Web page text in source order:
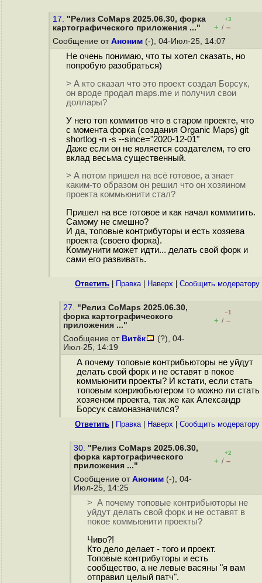
17. "Релиз CoMaps 2025.06.30, форка
картографического приложения ..."
+3
+ / –
Сообщение от Аноним (-), 04-Июл-25, 14:07
Не очень понимаю, что ты хотел сказать, но
попробую разобраться)
> А кто сказал что это проект создал Борсук,
он вроде продал maps.me и получил свои
доллары?
У него топ коммитов что в старом проекте, что
с момента форка (создания Organic Maps) git
shortlog -n -s --since="2020-12-01"
Даже если он не является создателем, то его
вклад весьма существенный.
> А потом пришел на всё готовое, а знает
каким-то образом он решил что он хозяином
проекта коммьюнити стал?
Пришел на все готовое и как начал коммитить.
Самому не смешно?
И да, топовые контрибуторы и есть хозяева
проекта (своего форка).
Коммунити может идти... делать свой форк и
сами его развивать.
Ответить Правка| Наверх Cообщить модератору
27. "Релиз CoMaps 2025.06.30,
форка картографического
приложения ..."
–1
+ / –
Сообщение от Витёк
(?), 04-
Июл-25, 14:19
А почему топовые контрибьюторы не уйдут
делать свой форк и не оставят в покое
коммьюнити проекты? И кстати, если стать
топовым конриюбьютером то можно ли стать
хозяеном проекта, так же как Александр
Борсук самоназначился?
Ответить Правка| Наверх Cообщить модератору
30. "Релиз CoMaps 2025.06.30,
форка картографического
приложения ..."
+2
+ / –
Сообщение от Аноним (-), 04-
Июл-25, 14:25
> А почему топовые контрибьюторы не
уйдут делать свой форк и не оставят в
покое коммьюнити проекты?
Чиво?!
Кто дело делает - того и проект.
Топовые контрибуторы и есть
сообщество, а не левые васяны "я вам
отправил целый патч".